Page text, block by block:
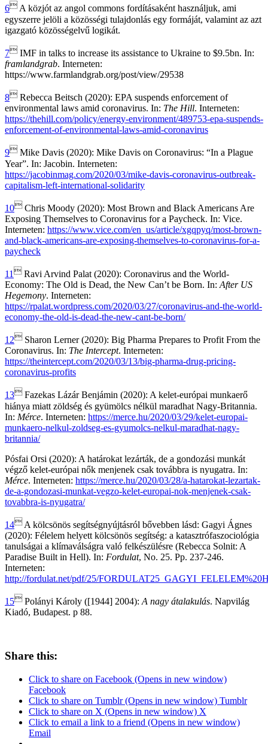
6A közjót az angol commons fordításaként használjuk, ami
egyszerre jelöli a közösségi tulajdonlás egy formáját, valamint az azt
igazgató közösségelvű logikát.
7IMF in talks to increase its assistance to Ukraine to $9.5bn. In:
framlandgrab. Interneten:
https://www.farmlandgrab.org/post/view/29538
8Rebecca Beitsch (2020): EPA suspends enforcement of
environmental laws amid coronavirus. In: The Hill. Interneten:
https://thehill.com/policy/energy-environment/489753-epa-suspends-
enforcement-of-environmental-laws-amid-coronavirus
9Mike Davis (2020): Mike Davis on Coronavirus: “In a Plague
Year”. In: Jacobin. Interneten:
https://jacobinmag.com/2020/03/mike-davis-coronavirus-outbreak-
capitalism-left-international-solidarity
10Chris Moody (2020): Most Brown and Black Americans Are
Exposing Themselves to Coronavirus for a Paycheck. In: Vice.
Interneten: https://www.vice.com/en_us/article/xgqpyq/most-brown-
and-black-americans-are-exposing-themselves-to-coronavirus-for-a-
paycheck
11 Ravi Arvind Palat (2020): Coronavirus and the World-
Economy: The Old is Dead, the New Can’t be Born. In: After US
Hegemony. Interneten:
https://rpalat.wordpress.com/2020/03/27/coronavirus-and-the-world-
economy-the-old-is-dead-the-new-cant-be-born/
12Sharon Lerner (2020): Big Pharma Prepares to Profit From the
Coronavirus. In: The Intercept. Interneten:
https://theintercept.com/2020/03/13/big-pharma-drug-pricing-
coronavirus-profits
13Fazekas Lázár Benjámin (2020): A kelet-európai munkaerő
hiánya miatt zöldség és gyümölcs nélkül maradhat Nagy-Britannia.
In: Mérce. Interneten: https://merce.hu/2020/03/29/kelet-europai-
munkaero-nelkul-zoldseg-es-gyumolcs-nelkul-maradhat-nagy-
britannia/
Pósfai Orsi (2020): A határokat lezárták, de a gondozási munkát
végző kelet-európai nők menjenek csak továbbra is nyugatra. In:
Mérce. Interneten: https://merce.hu/2020/03/28/a-hatarokat-lezartak-
de-a-gondozasi-munkat-vegzo-kelet-europai-nok-menjenek-csak-
tovabbra-is-nyugatra/
14A kölcsönös segítségnyújtásról bővebben lásd: Gagyi Ágnes
(2020): Félelem helyett kölcsönös segítség: a katasztrófaszociológia
tanulságai a klímaválságra való felkészülésre (Rebecca Solnit: A
Paradise Built in Hell). In: Fordulat, No. 25. Pp. 237-246.
Interneten:
http://fordulat.net/pdf/25/
15Polányi Károly ([1944] 2004):A nagy átalakulás. Napvilág
Kiadó, Budapest. p 88.
Share this:
Click to share on Facebook (Opens in new window)
Facebook
Click to share on Tumblr (Opens in new window) Tumblr
Click to share on X (Opens in new window) X
Click to email a link to a friend (Opens in new window)
Email